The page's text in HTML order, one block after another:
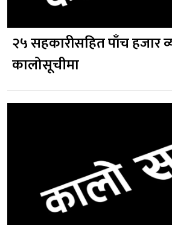
२५ सहकारीसहित पाँच हजार
कालोसूचीमा